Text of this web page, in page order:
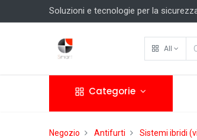
Soluzioni e tecnologie per la
All
Categorie
Negozio Antifurti Sistemi ibridi